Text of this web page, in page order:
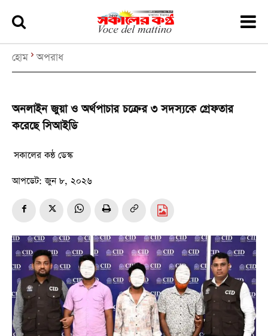
হোম অপরাধ
অনলাইন জুয়া ও অর্থপাচার চক্রের ৩ সদস্যকে গ্রেফতার
করেছে সিআইডি
সকালের কন্ঠ ডেস্ক
আপডেট: জুন ৮, ২০২৬